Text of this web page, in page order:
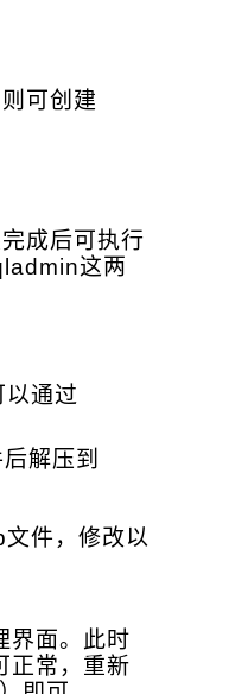
可创建
成后可执行
这两
通过
解压到
件，修改以
界面。此时
正常，重新